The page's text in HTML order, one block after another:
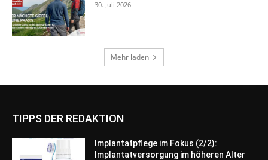
TIPPS DER REDAKTION
Implantatpflege im Fokus (2/2):
Implantatversorgung im höheren Alter